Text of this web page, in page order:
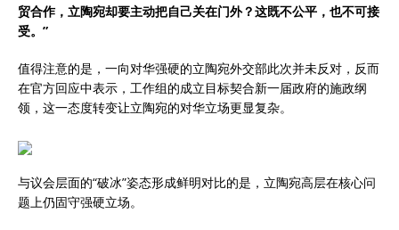
贸合作，立陶宛却要主动把自己关在门外？这既不公平，也不可接
受。”
值得注意的是，一向对华强硬的立陶宛外交部此次并未反对，反而
在官方回应中表示，工作组的成立目标契合新一届政府的施政纲
领，这一态度转变让立陶宛的对华立场更显复杂。
与议会层面的“破冰”姿态形成鲜明对比的是，立陶宛高层在核心问
题上仍固守强硬立场。